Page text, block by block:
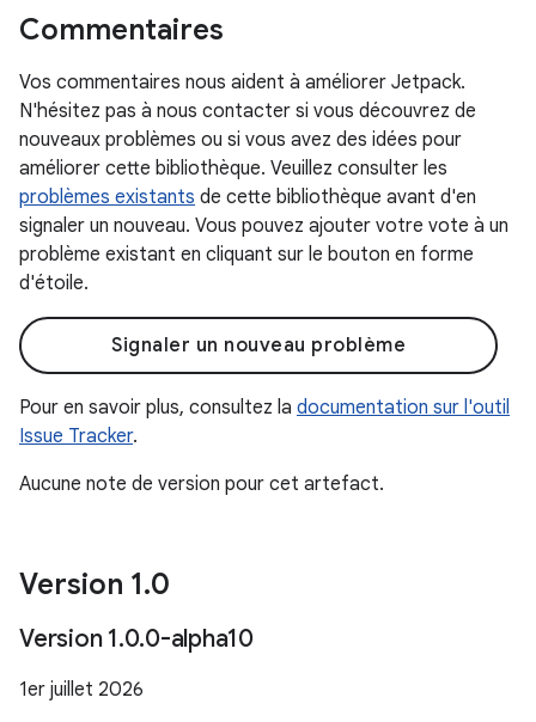
Commentaires
Vos commentaires nous aident à améliorer Jetpack.
N'hésitez pas à nous contacter si vous découvrez de
nouveaux problèmes ou si vous avez des idées pour
améliorer cette bibliothèque. Veuillez consulter les
problèmes existants de cette bibliothèque avant d'en
signaler un nouveau. Vous pouvez ajouter votre vote à un
problème existant en cliquant sur le bouton en forme
d'étoile.
Signaler un nouveau problème
Pour en savoir plus, consultez la documentation sur l'outil
Issue Tracker.
Aucune note de version pour cet artefact.
Version 1.0
Version 1.0.0-alpha10
1er juillet 2026